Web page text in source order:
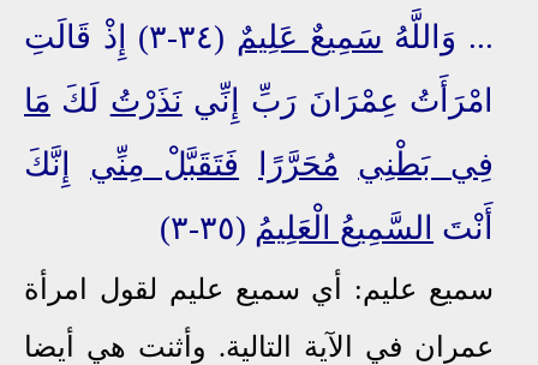
... وَاللَّهُ سَمِيعٌ عَلِيمٌ
(٣٤-٣) إِذْ قَالَتِ
امْرَأَتُ عِمْرَانَ رَبِّ إِنِّينَذَرْتُ لَكَ مَا
فِي بَطْنِي مُحَرَّرًا فَتَقَبَّلْ مِنِّي إِنَّكَ
أَنْتَ السَّمِيعُ الْعَلِيمُ (٣٥-٣)
سميع عليم: أي سميع عليم لقول امرأة
عمران في الآية التالية. وأثنت هي أيضا